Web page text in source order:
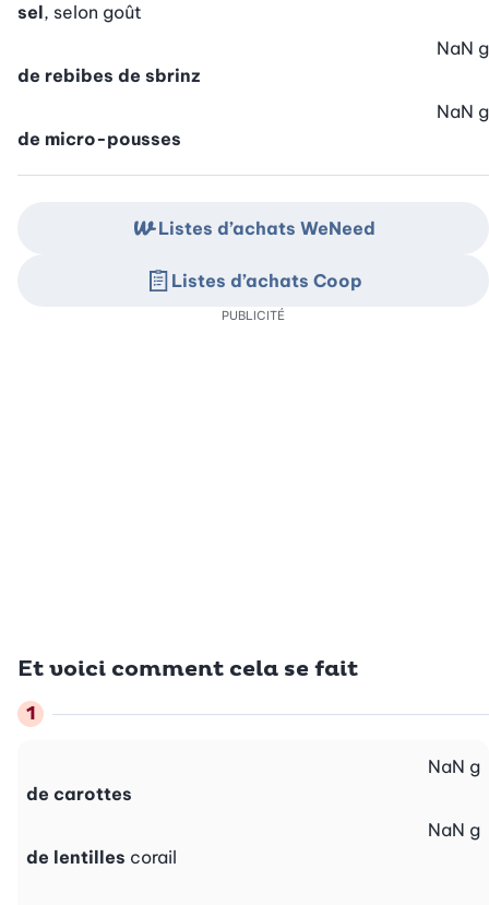
sel, selon goût
de rebibes de sbrinz
NaN g
de micro-pousses
NaN g
Et voici comment cela se fait
de carottes
NaN g
de lentilles corail
NaN g
Listes d’achats WeNeed
Listes d’achats Coop
PUBLICITÉ